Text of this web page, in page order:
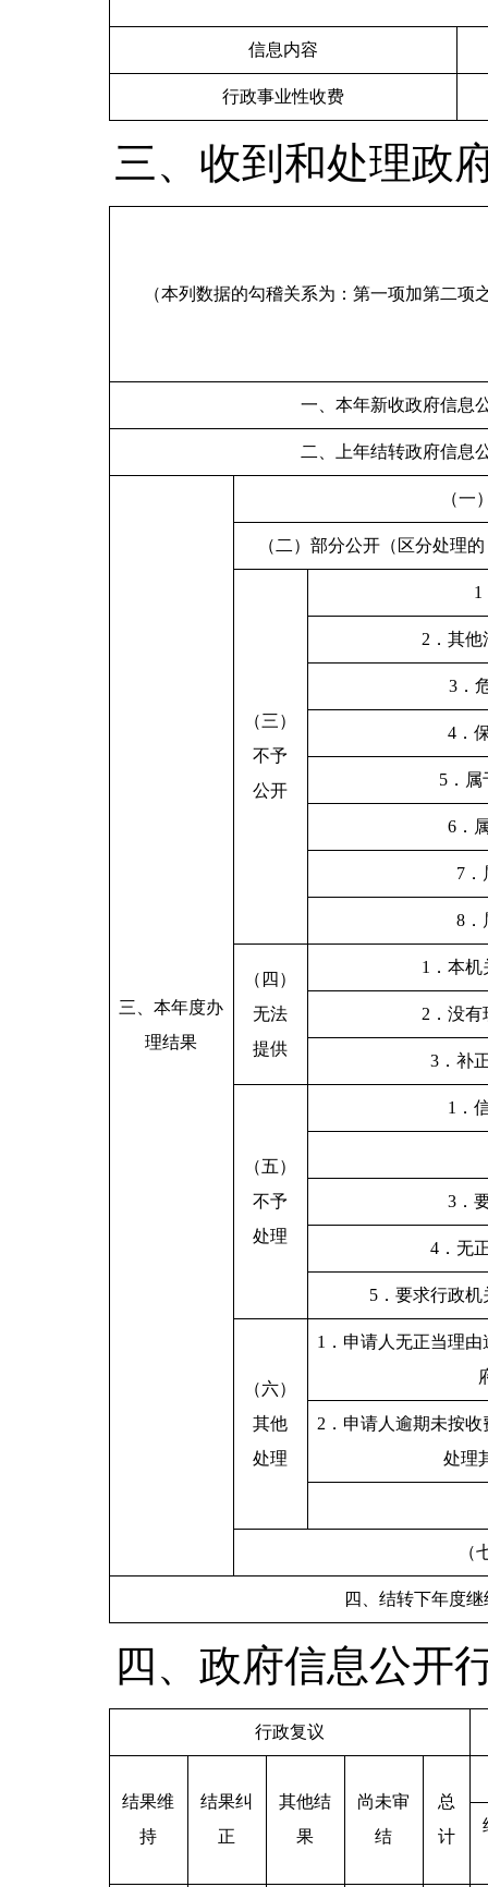
信息内容
行政事业性收费
三、收到和处理政
（本列数据的勾稽关系为：第一项加第二
一、本年新收政府信息
二、上年结转政府信息
三、本年度办
理结果
（一
（二）部分公开（区分处理
（三）
不予
公开
1
2．其
3．
4．
5．属
6．
7．
8．
（四）
无法
提供
1．本
2．没
3．补
（五）
不予
处理
1．
3．
4．无
5．要求行政
（六）
其他
处理
1．申请人无正当理
2．申请人逾期未按
处理
（
四、结转下年度
四、政府信息公开
行政复议
结果维
持
结果纠
正
其他结
果
尚未审
结
总
计